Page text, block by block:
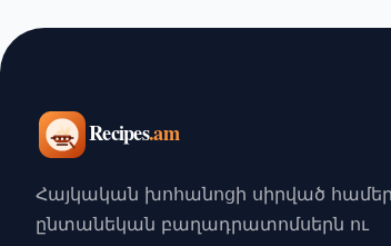
Հայկական խոհանոցի սիրված
ընտանեկան բաղադրատոմսերն ու